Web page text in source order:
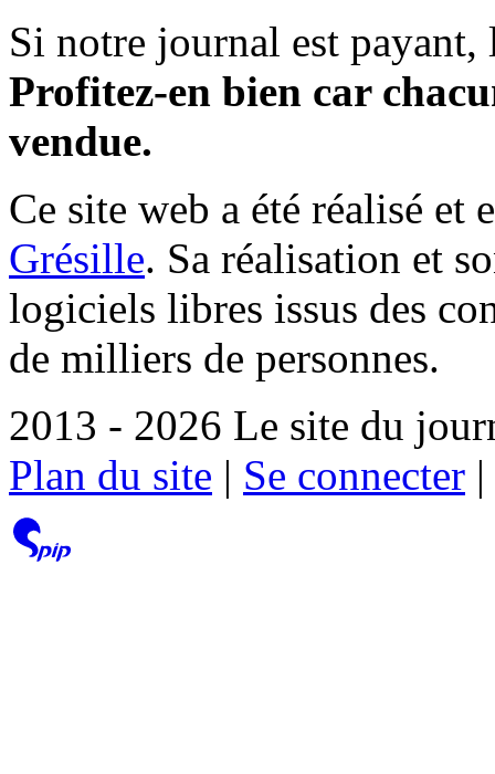
Si notre journal est payant,
Profitez-en bien car
vendue.
Ce site web a été réalisé et
Grésille. Sa réalisation et
logiciels libres issus des
de milliers de personnes.
2013 - 2026 Le site du
Plan du site | Se connecter |